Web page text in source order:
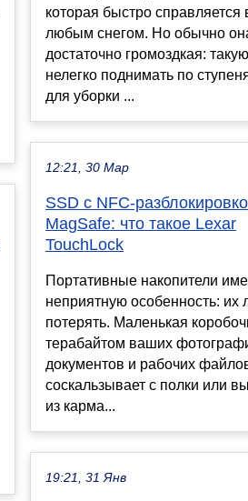
которая быстро справляется
любым снегом. Но обычно
достаточно громоздкая: такую
нелегко поднимать по
для уборки ...
12:21, 30 Мар
SSD с NFC-
MagSafe: что такое Lexar
TouchLock
Портативные накопители
неприятную особенность: их
потерять. Маленькая
терабайтом ваших
документов и рабочих
соскальзывает с полки или
из карма...
19:21, 31 Янв